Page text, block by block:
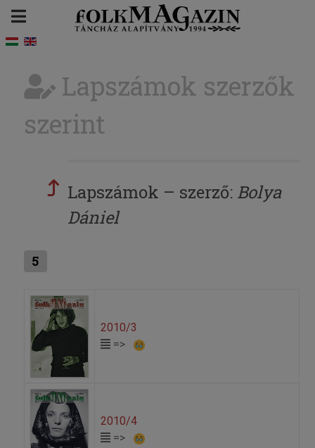
Lapszámok szerzők
szerint
Lapszámok – szerző: Bolya
Dániel
5
2010/3
=>
2010/4
=>